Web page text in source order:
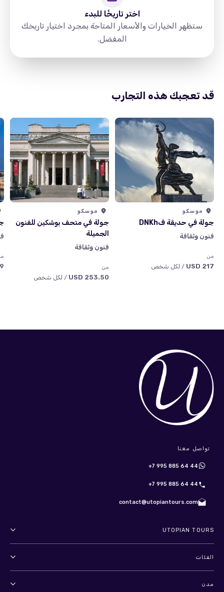
اختر تاريخًا للبدء
ستظهر الخيارات والأسعار المتاحة بمجرد اختيار تاريخك
المفضل.
قد تعجبك هذه التجارب
موسكو
جولة في حديقة فDNKh
فنون وثقافة
من
217 USD / لكل شخص
موسكو
جولة في متحف بوشكين للفنون
الجميلة
فنون وثقافة
من
253.50 USD / لكل شخص
تواصل معنا
+7 995 885 64 44
+7 995 885 64 44
contact@utopiantours.com
UTOPIAN TOURS
سياسة الخصوصية
الفئات
مدن